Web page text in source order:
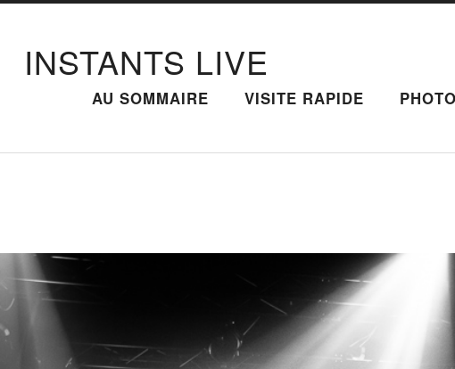
INSTANTS LIVE
AU SOMMAIRE VISITE RAPIDE